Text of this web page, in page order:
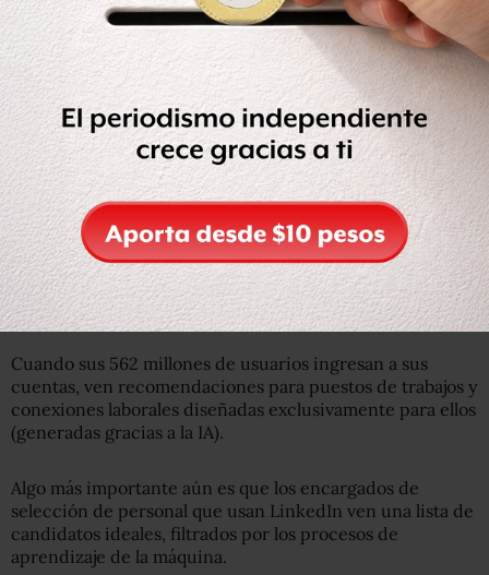
WEF
Blue, fundador de LinkedIn, se dio cuenta de que en sus
listas aparecían pocas mujeres y siempre hacia el final.
Cuando sus 562 millones de usuarios ingresan a sus
cuentas, ven recomendaciones para puestos de trabajos y
conexiones laborales diseñadas exclusivamente para ellos
(generadas gracias a la IA).
Algo más importante aún es que los encargados de
selección de personal que usan LinkedIn ven una lista de
candidatos ideales, filtrados por los procesos de
aprendizaje de la máquina.